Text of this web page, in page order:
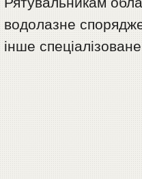
водолазне
інше